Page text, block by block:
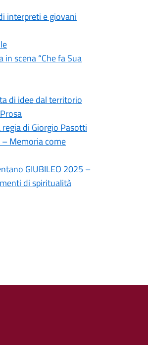
interpreti e giovani
in scena “Che fa Sua
di idee dal territorio
di Giorgio Pasotti
– Memoria come
GIUBILEO 2025 –
di spiritualità